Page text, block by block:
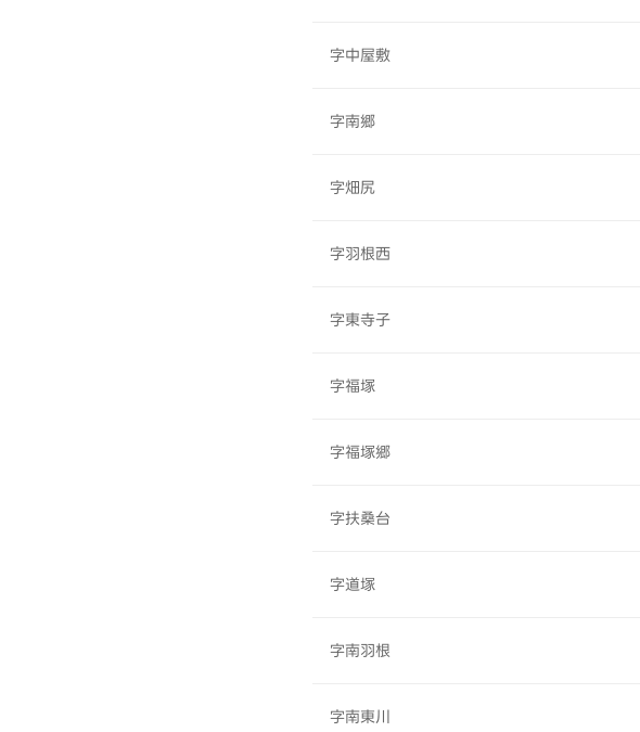
字中屋敷
字南郷
字畑尻
字羽根西
字東寺子
字福塚
字福塚郷
字扶桑台
字道塚
字南羽根
字南東川